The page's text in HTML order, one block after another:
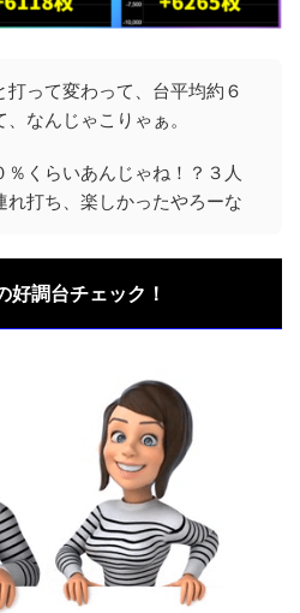
打って変わって、台平均約６
、なんじゃこりゃぁ。
％くらいあんじゃね！？３人
れ打ち、楽しかったやろーな
好調台チェック！